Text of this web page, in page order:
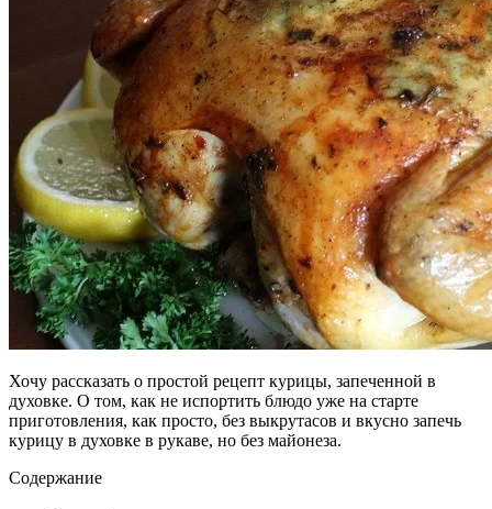
Хочу рассказать о простой рецепт курицы, запеченной в
духовке. О том, как не испортить блюдо уже на старте
приготовления, как просто, без выкрутасов и вкусно запечь
курицу в духовке в рукаве, но без майонеза.
Содержание